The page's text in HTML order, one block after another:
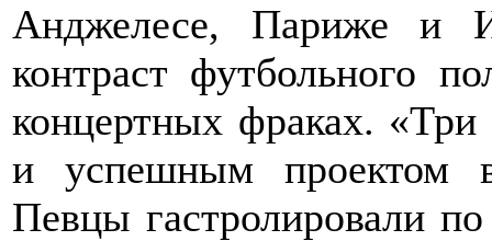
Анджелесе, Париже и
контраст футбольного
концертных фраках.
и успешным проектом
Певцы гастролировали